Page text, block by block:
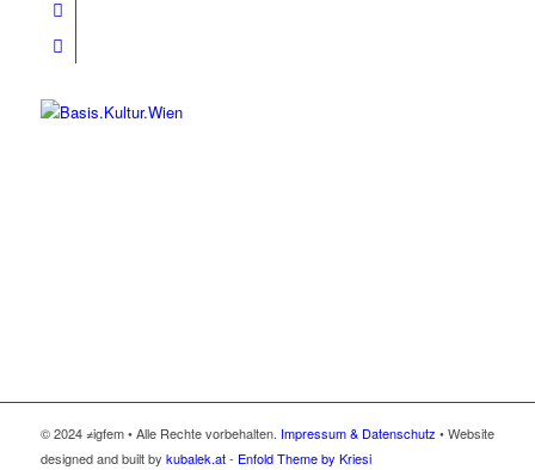
© 2024 ≠igfem • Alle Rechte vorbehalten. Impressum & Datenschutz • Website
designed and built by kubalek.at- Enfold Theme by Kriesi